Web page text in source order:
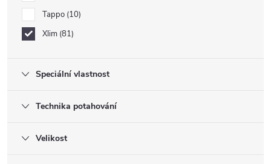
Tappo 10
Xlim 81
Speciální vlastnost
Technika potahování
Velikost